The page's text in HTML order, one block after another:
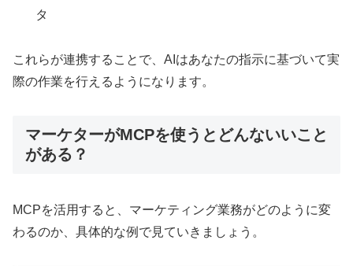
タ
これらが連携することで、AIはあなたの指示に基づいて実
際の作業を行えるようになります。
マーケターがMCPを使うとどんないいこと
がある？
MCPを活用すると、マーケティング業務がどのように変
わるのか、具体的な例で見ていきましょう。